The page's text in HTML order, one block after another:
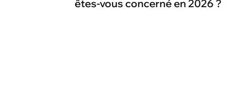
êtes-vous concerné en 2026 ?